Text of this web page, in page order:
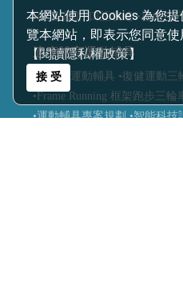
本網站使用 Cookies 為您
覽本網站，即表示您同意使
【閱讀隱私權政策】
接 受
•生活認知 •口語表達 •社會技
適應體育運動輔具
•復健類運動輔具 •復健運動三
•Frame Running 框架跑步三輪
•運動輔具專案規劃 •智能科技